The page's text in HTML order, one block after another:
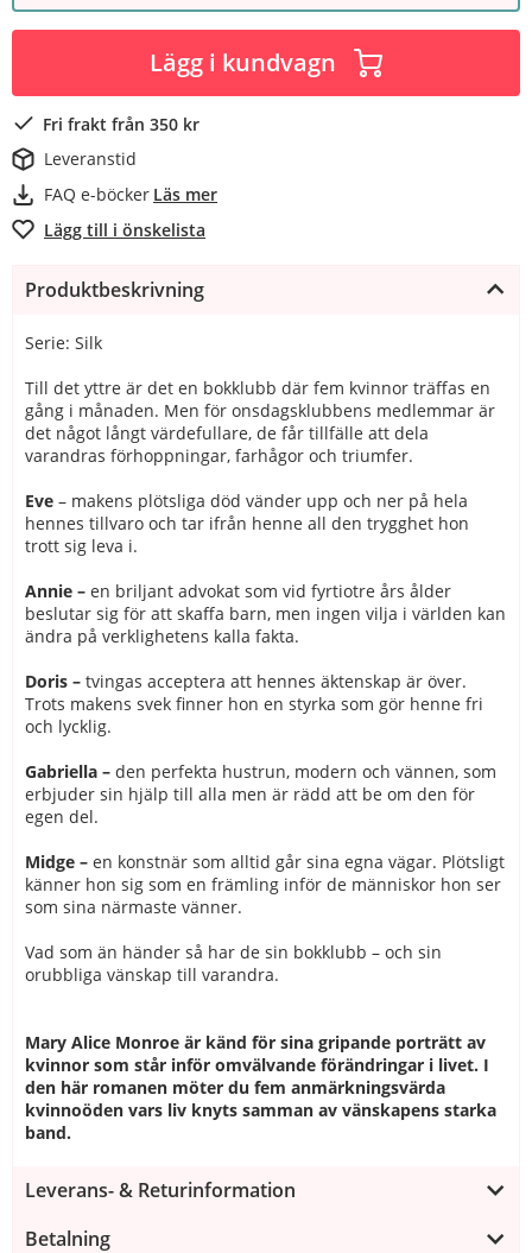
Lägg i kundvagn
Fri frakt från 350 kr
Leveranstid
FAQ e-böcker Läs mer
Lägg till i önskelista
Produktbeskrivning
Serie: Silk
Till det yttre är det en bokklubb där fem kvinnor träffas en
gång i månaden. Men för onsdagsklubbens medlemmar är
det något långt värdefullare, de får tillfälle att dela
varandras förhoppningar, farhågor och triumfer.
Eve – makens plötsliga död vänder upp och ner på hela
hennes tillvaro och tar ifrån henne all den trygghet hon
trott sig leva i.
Annie – en briljant advokat som vid fyrtiotre års ålder
beslutar sig för att skaffa barn, men ingen vilja i världen kan
ändra på verklighetens kalla fakta.
Doris – tvingas acceptera att hennes äktenskap är över.
Trots makens svek finner hon en styrka som gör henne fri
och lycklig.
Gabriella – den perfekta hustrun, modern och vännen, som
erbjuder sin hjälp till alla men är rädd att be om den för
egen del.
Midge – en konstnär som alltid går sina egna vägar. Plötsligt
känner hon sig som en främling inför de människor hon ser
som sina närmaste vänner.
Vad som än händer så har de sin bokklubb – och sin
orubbliga vänskap till varandra.
Mary Alice Monroe är känd för sina gripande porträtt av
kvinnor som står inför omvälvande förändringar i livet. I
den här romanen möter du fem anmärkningsvärda
kvinnoöden vars liv knyts samman av vänskapens starka
band.
Leverans- & Returinformation
Betalning